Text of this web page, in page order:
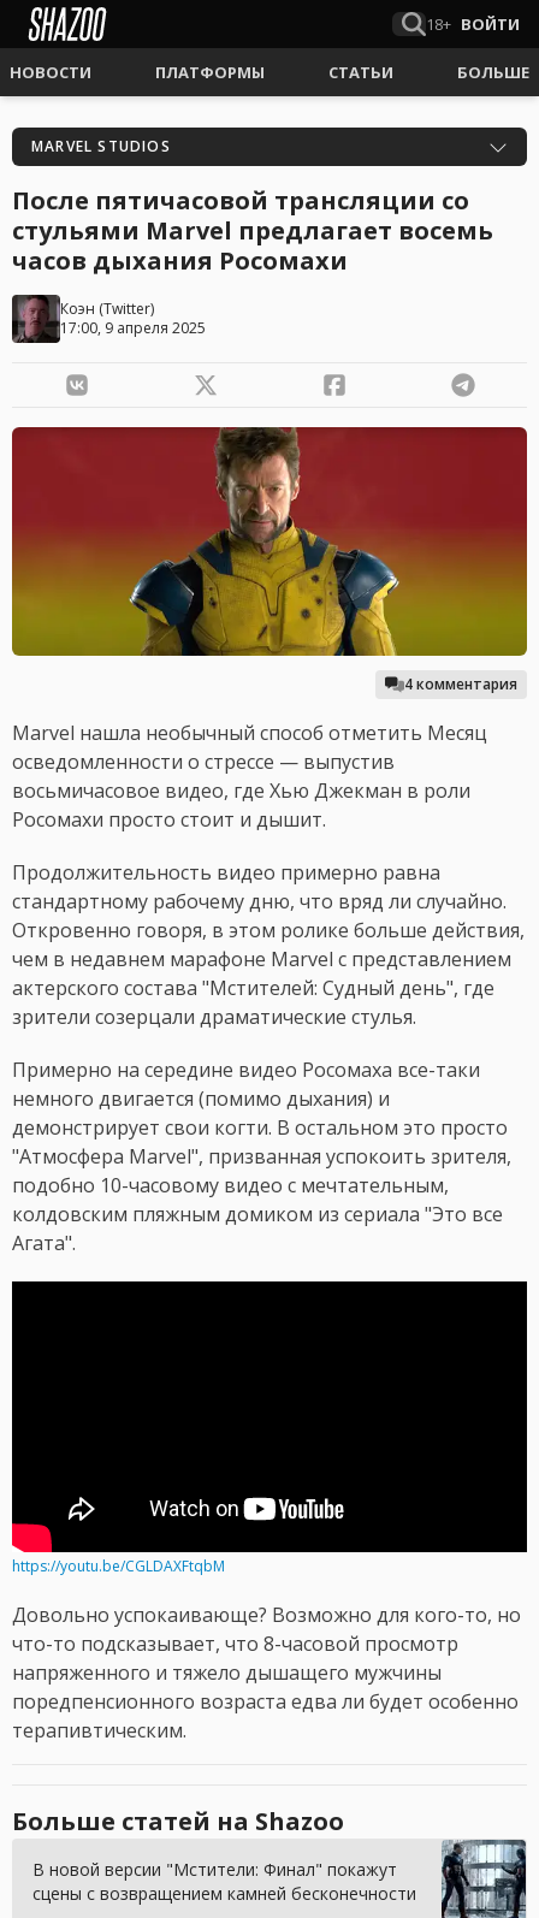
18+ ВОЙТИ
НОВОСТИ ПЛАТФОРМЫ СТАТЬИ БОЛЬШЕ
MARVEL STUDIOS
После пятичасовой трансляции со
стульями Marvel предлагает восемь
часов дыхания Росомахи
Коэн (Twitter)
17:00, 9 апреля 2025
4 комментария
Marvel нашла необычный способ отметить Месяц
осведомленности о стрессе — выпустив
восьмичасовое видео, где Хью Джекман в роли
Росомахи просто стоит и дышит.
Продолжительность видео примерно равна
стандартному рабочему дню, что вряд ли случайно.
Откровенно говоря, в этом ролике больше действия,
чем в недавнем марафоне Marvel с представлением
актерского состава "Мстителей: Судный день", где
зрители созерцали драматические стулья.
Примерно на середине видео Росомаха все-таки
немного двигается (помимо дыхания) и
демонстрирует свои когти. В остальном это просто
"Атмосфера Marvel", призванная успокоить зрителя,
подобно 10-часовому видео с мечтательным,
колдовским пляжным домиком из сериала "Это все
Агата".
https://youtu.be/CGLDAXFtqbM
Довольно успокаивающе? Возможно для кого-то, но
что-то подсказывает, что 8-часовой просмотр
напряженного и тяжело дышащего мужчины
поредпенсионного возраста едва ли будет особенно
терапивтическим.
Больше статей на Shazoo
В новой версии "Мстители: Финал" покажут
сцены с возвращением камней бесконечности